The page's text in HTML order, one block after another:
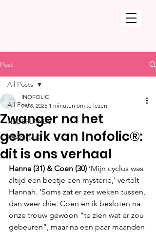
Post
All Posts
NEDERLANDS
FRANÇAIS
All Posts
Zwanger na het
gebruik van Inofolic®:
dit is ons verhaal
INOFOLIC
9 okt 2025 1 minuten om te lezen
Hanna (31) & Coen (30) ‘Mijn cyclus was
altijd een beetje een mysterie,’ vertelt
Hannah. ‘Soms zat er zes weken tussen,
dan weer drie. Coen en ik besloten na
onze trouw gewoon “te zien wat er zou
gebeuren”, maar na een paar maanden